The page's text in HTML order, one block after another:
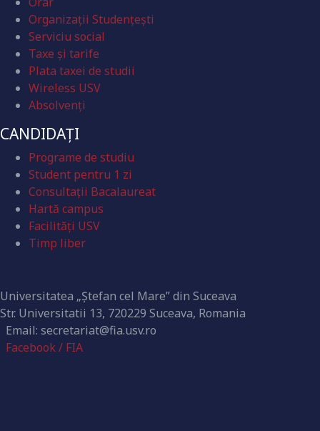
Organizaţii Studenţeşti
Serviciu social
Taxe și tarife
Plata taxei de studii
Wireless USV
Absolvenţi
CANDIDAȚI
Programe de studiu
Student pentru 1 zi
Consultații Bacalaureat
Hartă campus
Facilități USV
Timp liber
Universitatea „Ștefan cel Mare” din Suceava
Str. Universitatii 13, 720229 Suceava, Romania
Email: secretariat@fia.usv.ro
Facebook / FIA